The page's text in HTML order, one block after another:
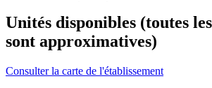
Unités disponibles (toutes
sont approximatives)
Consulter la carte de l'établissement